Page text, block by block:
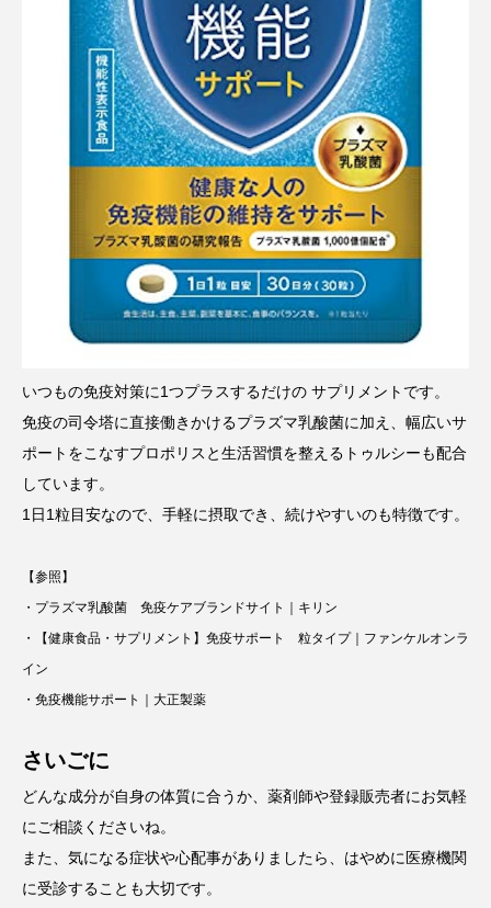
いつもの免疫対策に1つプラスするだけの サプリメントです。
免疫の司令塔に直接働きかけるプラズマ乳酸菌に加え、幅広いサ
ポートをこなすプロポリスと生活習慣を整えるトゥルシーも配合
しています。
1日1粒目安なので、手軽に摂取でき、続けやすいのも特徴です。
【参照】
・プラズマ乳酸菌 免疫ケアブランドサイト｜キリン
・【健康食品・サプリメント】免疫サポート 粒タイプ｜ファンケルオンラ
イン
・免疫機能サポート｜大正製薬
さいごに
どんな成分が自身の体質に合うか、薬剤師や登録販売者にお気軽
にご相談くださいね。
また、気になる症状や心配事がありましたら、はやめに医療機関
に受診することも大切です。